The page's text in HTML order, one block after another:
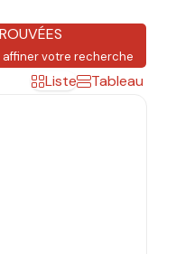
votre recherche
Liste Tableau